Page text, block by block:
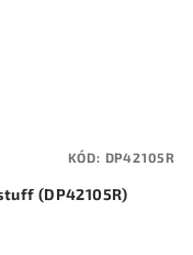
(DP42105R)
KÓD: DP42105R